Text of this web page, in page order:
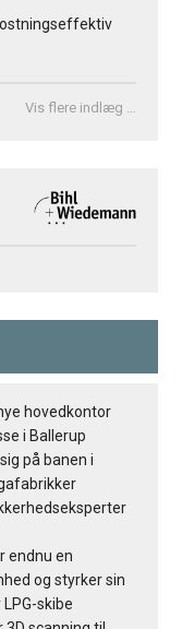
Vis flere indlæg …
hovedkontor
i Ballerup
på banen i
endnu en
og styrker sin
skibe